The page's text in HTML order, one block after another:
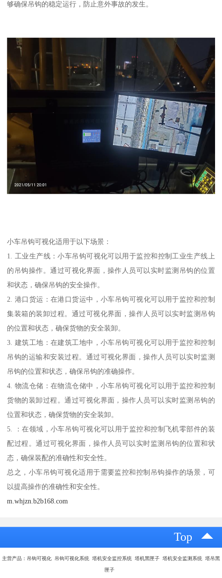
够确保吊钩的稳定运行，防止意外事故的发生。
小车吊钩可视化适用于以下场景：
1. 工业生产线：小车吊钩可视化可以用于监控和控制工业生产线上
的吊钩操作。通过可视化界面，操作人员可以实时监测吊钩的位置
和状态，确保吊钩的安全操作。
2. 港口货运：在港口货运中，小车吊钩可视化可以用于监控和控制
集装箱的装卸过程。通过可视化界面，操作人员可以实时监测吊钩
的位置和状态，确保货物的安全装卸。
3. 建筑工地：在建筑工地中，小车吊钩可视化可以用于监控和控制
吊钩的运输和安装过程。通过可视化界面，操作人员可以实时监测
吊钩的位置和状态，确保吊钩的准确操作。
4. 物流仓储：在物流仓储中，小车吊钩可视化可以用于监控和控制
货物的装卸过程。通过可视化界面，操作人员可以实时监测吊钩的
位置和状态，确保货物的安全装卸。
5. ：在领域，小车吊钩可视化可以用于监控和控制飞机零部件的装
配过程。通过可视化界面，操作人员可以实时监测吊钩的位置和状
态，确保装配的准确性和安全性。
总之，小车吊钩可视化适用于需要监控和控制吊钩操作的场景，可
以提高操作的准确性和安全性。
m.whjzn.b2b168.com
Top
主营产品：吊钩可视化 吊钩可视化系统 塔机安全监控系统 塔机黑匣子 塔机安全监测系统 塔吊黑
匣子